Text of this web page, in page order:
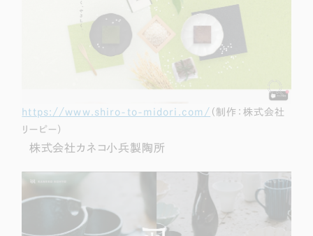
https://www.shiro-to-midori.com/ （制作：株式会社
リーピー）
株式会社カネコ小兵製陶所